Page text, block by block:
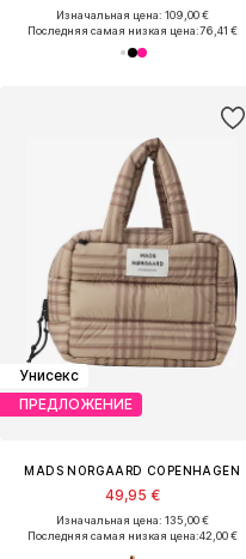
Изначальная цена: 109,00 €
Последняя самая низкая цена:76,41 €
Унисекс
ПРЕДЛОЖЕНИЕ
MADS NORGAARD COPENHAGEN
49,95 €
Изначальная цена: 135,00 €
Последняя самая низкая цена:42,00 €